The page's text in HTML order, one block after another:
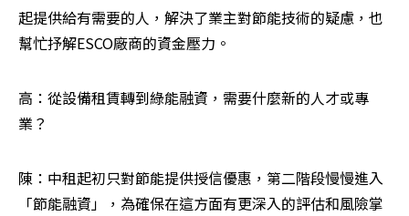
起提供給有需要的人，解決了業主對節能技術的疑慮，也
幫忙抒解ESCO廠商的資金壓力。
高：從設備租賃轉到綠能融資，需要什麼新的人才或專
業？
陳：中租起初只對節能提供授信優惠，第二階段慢慢進入
「節能融資」，為確保在這方面有更深入的評估和風險掌